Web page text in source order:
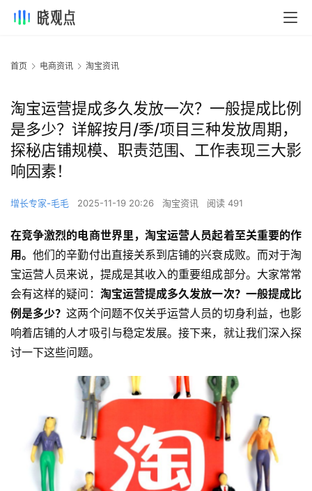
首页 电商资讯 淘宝资讯
淘宝运营提成多久发放一次？一般提成比例
是多少？详解按月/季/项目三种发放周期，
探秘店铺规模、职责范围、工作表现三大影
响因素！
增长专家-毛毛 2025-11-19 20:26 淘宝资讯 阅读 491
在竞争激烈的电商世界里，淘宝运营人员起着至关重要的作
用。他们的辛勤付出直接关系到店铺的兴衰成败。而对于淘
宝运营人员来说，提成是其收入的重要组成部分。大家常常
会有这样的疑问： 淘宝运营提成多久发放一次？一般提成比
例是多少？这两个问题不仅关乎运营人员的切身利益，也影
响着店铺的人才吸引与稳定发展。接下来，就让我们深入探
讨一下这些问题。